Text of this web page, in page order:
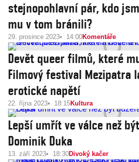
stejnopohlavní pár, kdo
mu v tom bránili?
29. prosince 2023 14:00Komentáře
Devět queer filmů, které
Filmový festival Mezipatra
erotické napětí
22. října 2023 18:15Kultura
Lepší umřít ve válce než
Dominik Duka
13. září 2023 18:30Divoký kačer